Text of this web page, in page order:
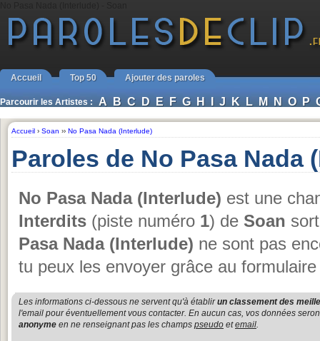
Accueil Top 50 Ajouter des paroles
Parcourir les Artistes : A B C D E F G H I J K L M N O P
Accueil › Soan ›› No Pasa Nada (Interlude)
Paroles de No Pasa Nada
No Pasa Nada (Interlude) est une
Interdits (piste numéro 1) de Soan
Pasa Nada (Interlude) ne sont pas
tu peux les envoyer grâce au
Les informations ci-dessous ne servent qu'à établirun classement des
l'email pour éventuellement vous contacter. En aucun cas, vos données
anonyme en ne renseignant pas les champs pseudo etemail.